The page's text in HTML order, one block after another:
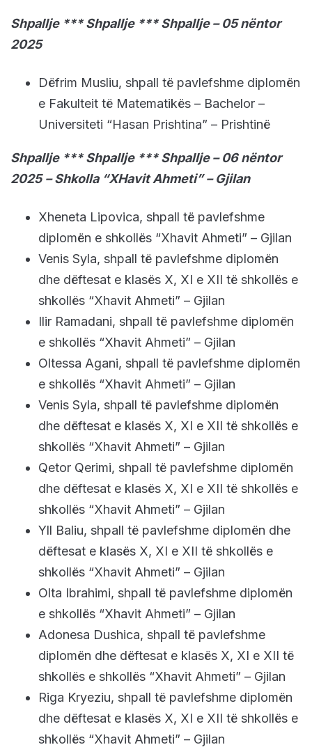
Shpallje *** Shpallje *** Shpallje – 05 nëntor
2025
Dëfrim Musliu, shpall të pavlefshme diplomën
e Fakulteit të Matematikës – Bachelor –
Universiteti “Hasan Prishtina” – Prishtinë
Shpallje *** Shpallje *** Shpallje – 06 nëntor
2025 – Shkolla “XHavit Ahmeti” – Gjilan
Xheneta Lipovica, shpall të pavlefshme
diplomën e shkollës “Xhavit Ahmeti” – Gjilan
Venis Syla, shpall të pavlefshme diplomën
dhe dëftesat e klasës X, XI e XII të shkollës e
shkollës “Xhavit Ahmeti” – Gjilan
Ilir Ramadani, shpall të pavlefshme diplomën
e shkollës “Xhavit Ahmeti” – Gjilan
Oltessa Agani, shpall të pavlefshme diplomën
e shkollës “Xhavit Ahmeti” – Gjilan
Venis Syla, shpall të pavlefshme diplomën
dhe dëftesat e klasës X, XI e XII të shkollës e
shkollës “Xhavit Ahmeti” – Gjilan
Qetor Qerimi, shpall të pavlefshme diplomën
dhe dëftesat e klasës X, XI e XII të shkollës e
shkollës “Xhavit Ahmeti” – Gjilan
Yll Baliu, shpall të pavlefshme diplomën dhe
dëftesat e klasës X, XI e XII të shkollës e
shkollës “Xhavit Ahmeti” – Gjilan
Olta Ibrahimi, shpall të pavlefshme diplomën
e shkollës “Xhavit Ahmeti” – Gjilan
Adonesa Dushica, shpall të pavlefshme
diplomën dhe dëftesat e klasës X, XI e XII të
shkollës e shkollës “Xhavit Ahmeti” – Gjilan
Riga Kryeziu, shpall të pavlefshme diplomën
dhe dëftesat e klasës X, XI e XII të shkollës e
shkollës “Xhavit Ahmeti” – Gjilan